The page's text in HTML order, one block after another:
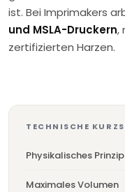
ist. Bei Imprimakers
und MSLA-Druckern,
zertifizierten Harzen.
TECHNISCHE
Physikalisches Prinzip
Maximales Volumen